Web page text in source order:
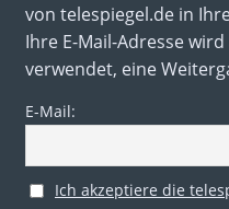
von telespiegel.de in
Ihre E-Mail-Adresse
verwendet, eine
E-Mail:
Ich akzeptiere die